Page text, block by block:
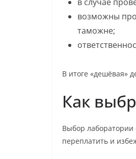
возможны
таможне;
В итоге «дешёвая»
Как
Выбор
переплатить и